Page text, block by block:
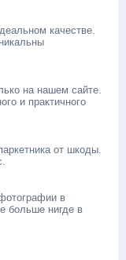
качестве.
на нашем сайте.
и практичного
от шкоды.
в
больше нигде в